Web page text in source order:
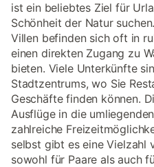
ist ein beliebtes Ziel für
Schönheit der Natur
Villen befinden sich oft in
einen direkten Zugang zu
bieten. Viele Unterkünfte
Stadtzentrums, wo Sie
Geschäfte finden können.
Ausflüge in die
zahlreiche
selbst gibt es eine Vielzahl
sowohl für Paare als auch